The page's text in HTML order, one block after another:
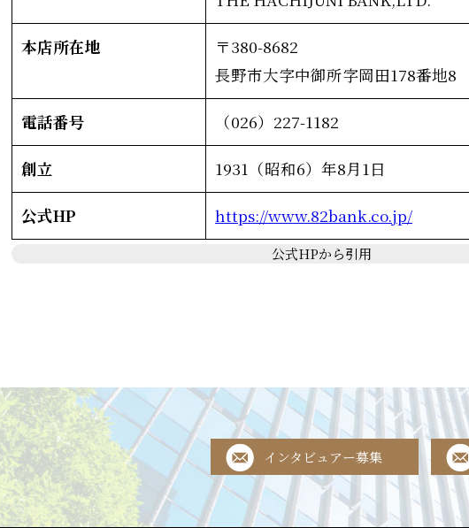
本店所在地
〒380-8682
長野市大字中御所字岡田178番地8
電話番号 （026）227-1182
創立 1931（昭和6）年8月1日
公式HP https://www.82bank.co.jp/
公式HPから引用
インタビュアー募集